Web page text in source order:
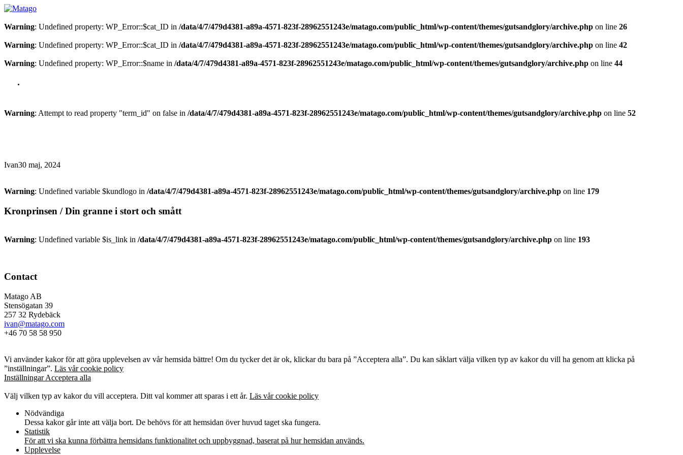
Warning: Undefined property: WP_Error::$cat_ID in /data/4/7/479d4381-a89a-4571-823f-28962551243e/matago.com/public_html/wp-content/themes/gutsandglory/archive.php on line 26
Warning: Undefined property: WP_Error::$cat_ID in /data/4/7/479d4381-a89a-4571-823f-28962551243e/matago.com/public_html/wp-content/themes/gutsandglory/archive.php on line 42
Warning: Undefined property: WP_Error::$name in /data/4/7/479d4381-a89a-4571-823f-28962551243e/matago.com/public_html/wp-content/themes/gutsandglory/archive.php on line 44
Warning: Attempt to read property "term_id" on false in /data/4/7/479d4381-a89a-4571-823f-28962551243e/matago.com/public_html/wp-content/themes/gutsandglory/archive.php on line 52
Ivan30 maj, 2024
Warning: Undefined variable $kundlogo in /data/4/7/479d4381-a89a-4571-823f-28962551243e/matago.com/public_html/wp-content/themes/gutsandglory/archive.php on line 179
Kronprinsen / Din granne i stort och smått
Warning: Undefined variable $is_link in /data/4/7/479d4381-a89a-4571-823f-28962551243e/matago.com/public_html/wp-content/themes/gutsandglory/archive.php on line 193
Contact
Matago AB
Stensögatan 39
257 32 Rydebäck
ivan@matago.com
+46 70 58 58 950
Vi använder kakor för att göra upplevelsen av vår hemsida bättre! Om du tycker det är ok, klickar du bara på ”Acceptera alla”. Du kan såklart välja vilken typ av kakor du vill ha genom att klicka på
”inställningar”. Läs vår cookie policy
InställningarAcceptera alla
Välj vilken typ av kakor du vill acceptera. Ditt val kommer att sparas i ett år. Läs vår cookie policy
Nödvändiga
Dessa kakor går inte att välja bort. De behövs för att hemsidan över huvud taget ska fungera.
Statistik
För att vi ska kunna förbättra hemsidans funktionalitet och uppbyggnad, baserat på hur hemsidan används.
Upplevelse